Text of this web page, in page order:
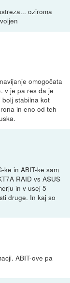
oziroma
omogočata
v je pa res da je
stabilna kot
in eno od teh
ke in ABIT-ke sam
RAID vs ASUS
in v usej 5
druge. In kaj so
ABIT-ove pa